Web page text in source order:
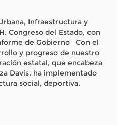
Infraestructura y
Congreso del Estado, con
de Gobierno Con el
y progreso de nuestro
estatal, que encabeza
Davis, ha implementado
social, deportiva,